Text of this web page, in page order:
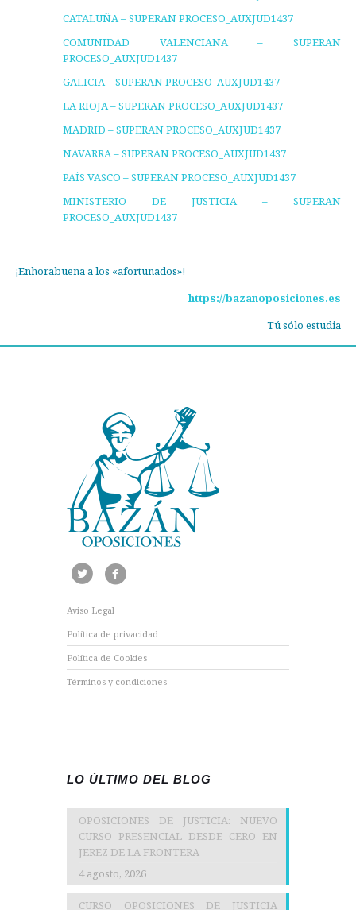
CATALUÑA – SUPERAN PROCESO_AUXJUD1437
COMUNIDAD VALENCIANA – SUPERAN
PROCESO_AUXJUD1437
GALICIA – SUPERAN PROCESO_AUXJUD1437
LA RIOJA – SUPERAN PROCESO_AUXJUD1437
MADRID – SUPERAN PROCESO_AUXJUD1437
NAVARRA – SUPERAN PROCESO_AUXJUD1437
PAÍS VASCO – SUPERAN PROCESO_AUXJUD1437
MINISTERIO DE JUSTICIA – SUPERAN
PROCESO_AUXJUD1437
¡Enhorabuena a los «afortunados»!
https://bazanoposiciones.es
Tú sólo estudia
Aviso Legal
Política de privacidad
Política de Cookies
Términos y condiciones
LO ÚLTIMO DEL BLOG
OPOSICIONES DE JUSTICIA: NUEVO
CURSO PRESENCIAL DESDE CERO EN
JEREZ DE LA FRONTERA
4 agosto, 2026
CURSO OPOSICIONES DE JUSTICIA